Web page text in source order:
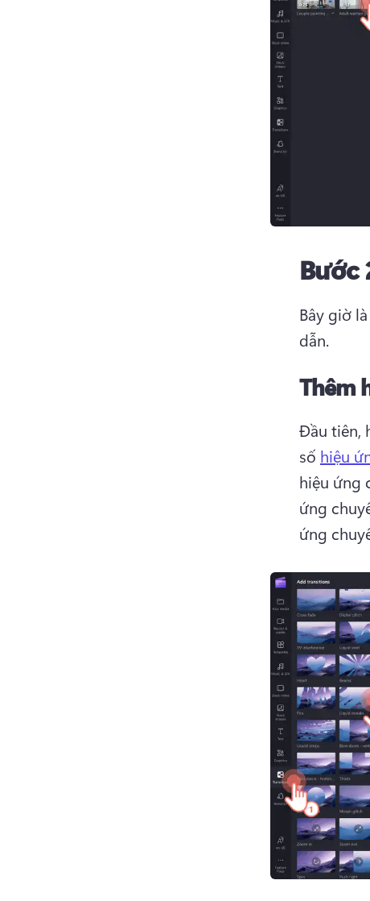
Bước
Bây giờ
dẫn.
Thêm
Đầu tiên,
số hiệu
hiệu ứng
ứng
ứng